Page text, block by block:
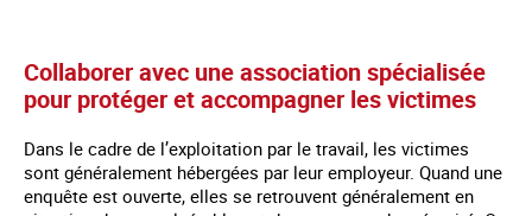
Collaborer avec une association spécialisée
pour protéger et accompagner les victimes
Dans le cadre de l’exploitation par le travail, les victimes
sont généralement hébergées par leur employeur. Quand une
enquête est ouverte, elles se retrouvent généralement en